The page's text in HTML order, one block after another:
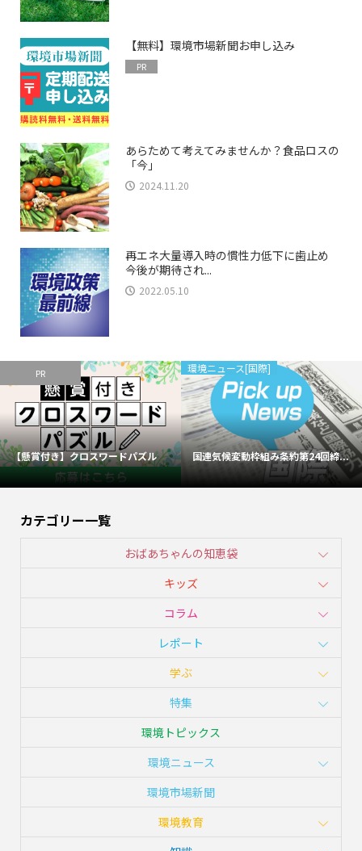
【無料】環境市場新聞お申し込み
PR
あらためて考えてみませんか？食品ロスの
「今」
2024.11.20
再エネ大量導入時の慣性力低下に歯止め
今後が期待され...
2022.05.10
PR
【懸賞付き】クロスワードパズル
環境ニュース[国際]
国連気候変動枠組み条約第24回締...
カテゴリー一覧
おばあちゃんの知恵袋
キッズ
コラム
レポート
学ぶ
特集
環境トピックス
環境ニュース
環境市場新聞
環境教育